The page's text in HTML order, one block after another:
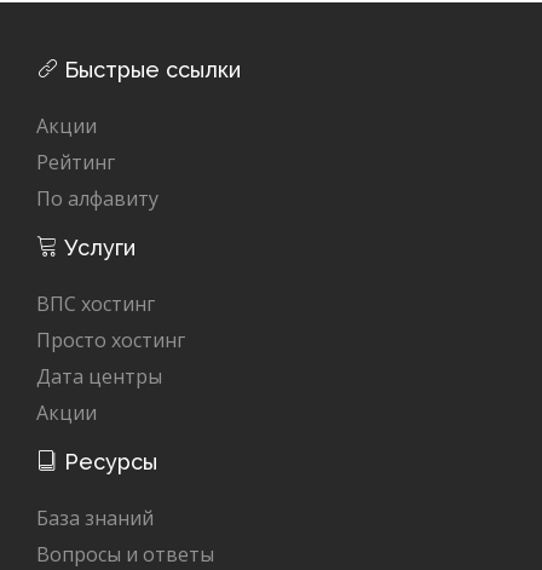
Быстрые ссылки
Акции
Рейтинг
По алфавиту
Услуги
ВПС хостинг
Просто хостинг
Дата центры
Акции
Ресурсы
База знаний
Вопросы и ответы